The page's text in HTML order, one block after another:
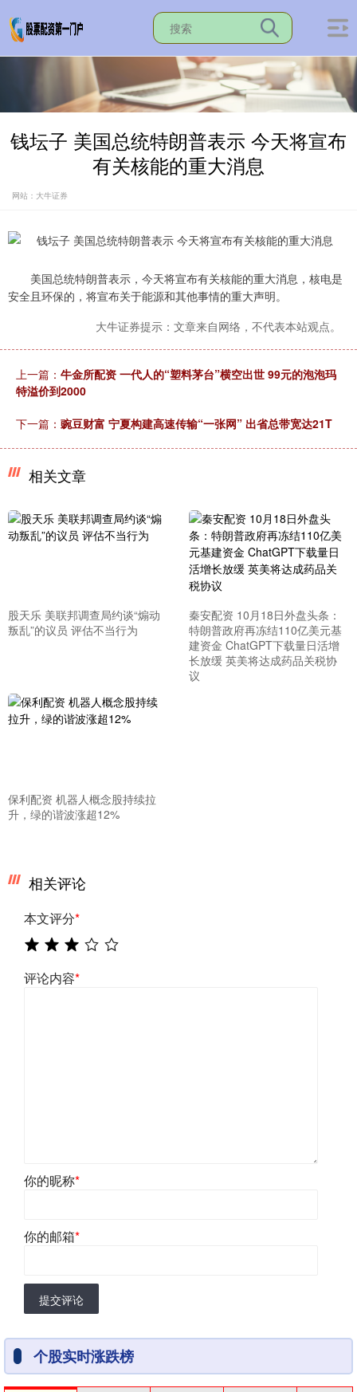
钱坛子 美国总统特朗普表示 今天将宣布
有关核能的重大消息
网站：大牛证券
美国总统特朗普表示，今天将宣布有关核能的重大消息，核电是
安全且环保的，将宣布关于能源和其他事情的重大声明。
大牛证券提示：文章来自网络，不代表本站观点。
上一篇： 牛金所配资 一代人的“塑料茅台”横空出世 99元的泡泡玛
特溢价到2000
下一篇： 豌豆财富 宁夏构建高速传输“一张网” 出省总带宽达21T
相关文章
股天乐 美联邦调查局约谈“煽动
叛乱”的议员 评估不当行为
秦安配资 10月18日外盘头条：
特朗普政府再冻结110亿美元基
建资金 ChatGPT下载量日活增
长放缓 英美将达成药品关税协
议
保利配资 机器人概念股持续拉
升，绿的谐波涨超12%
相关评论
本文评分*
评论内容*
你的昵称*
你的邮箱*
提交评论
个股实时涨跌榜